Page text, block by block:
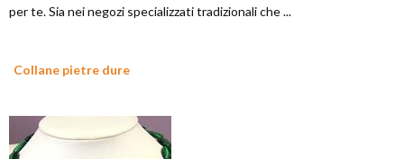
per te. Sia nei negozi specializzati tradizionali che ...
Collane pietre dure